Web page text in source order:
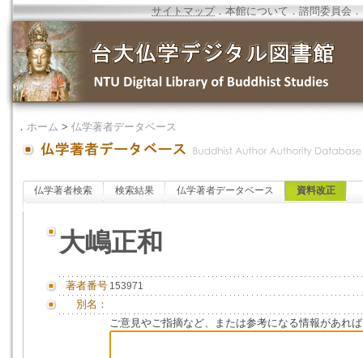
サイトマップ．本館について ．諮問委員会 ．
． ホーム > 仏学著者データベース
仏学著者検索 検索結果 仏学著者データベース 資料改正
大嶋正和
著者番号 153971
別名：
ご意見やご指摘など、または参考になる情報があれ